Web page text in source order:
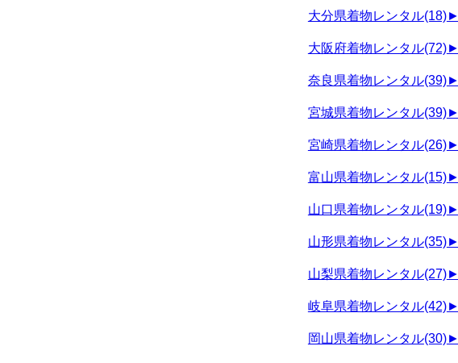
大分県着物レンタル(18)►
大阪府着物レンタル(72)►
奈良県着物レンタル(39)►
宮城県着物レンタル(39)►
宮崎県着物レンタル(26)►
富山県着物レンタル(15)►
山口県着物レンタル(19)►
山形県着物レンタル(35)►
山梨県着物レンタル(27)►
岐阜県着物レンタル(42)►
岡山県着物レンタル(30)►